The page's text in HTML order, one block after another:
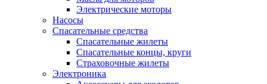
Электрические моторы
Насосы
Спасательные средства
Спасательные жилеты
Спасательные концы, круги
Страховочные жилеты
Электроника